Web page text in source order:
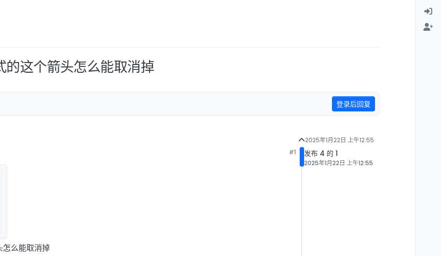
的这个箭头怎么能取消掉
登录后回复
#1
怎么能取消掉
2025年1月22日 上午12:55
发布 4 的 1
2025年1月22日 上午12:55